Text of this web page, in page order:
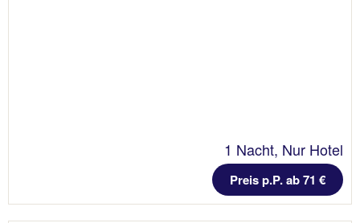
1 Nacht, Nur Hotel
Preis p.P. ab 71 €